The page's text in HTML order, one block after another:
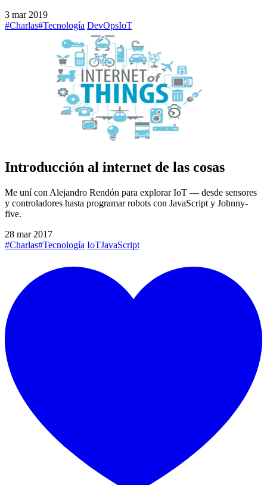
3 mar 2019
#Charlas#Tecnología DevOpsIoT
Introducción al internet de las cosas
Me uní con Alejandro Rendón para explorar IoT — desde sensores
y controladores hasta programar robots con JavaScript y Johnny-
five.
28 mar 2017
#Charlas#Tecnología IoTJavaScript